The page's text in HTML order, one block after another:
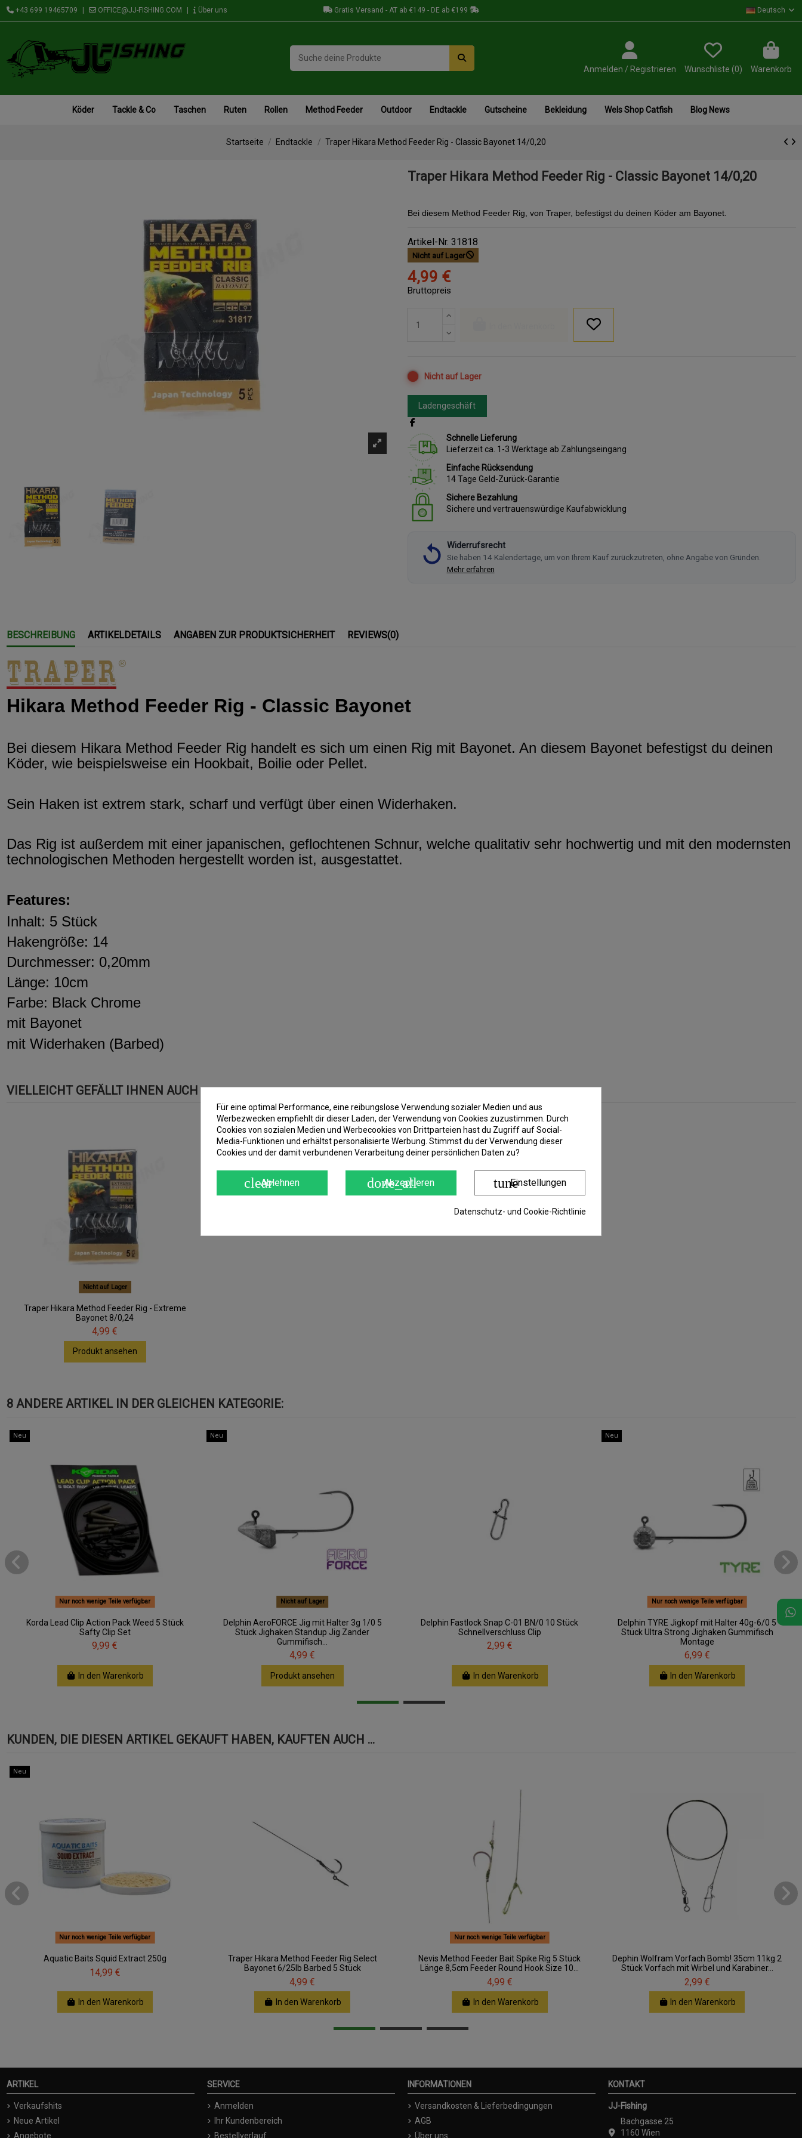
+43 699 19465709 OFFICE@JJ-FISHING.COM Über uns Gratis Versand - AT ab €149 - DE ab €199 Deutsch
Anmelden / Registrieren Wunschliste (0) Warenkorb
Köder Tackle & Co Taschen Ruten Rollen Method Feeder Outdoor Endtackle Gutscheine Bekleidung Wels Shop Catfish Blog News
Startseite Endtackle Traper Hikara Method Feeder Rig - Classic Bayonet 14/0,20
Traper Hikara Method Feeder Rig - Classic Bayonet 14/0,20
Bei diesem Method Feeder Rig, von Traper, befestigst du deinen Köder am Bayonet.
Artikel-Nr. 31818
Nicht auf Lager
4,99 €
Bruttopreis
Nicht auf Lager
Ladengeschäft
Schnelle Lieferung
Lieferzeit ca. 1-3 Werktage ab Zahlungseingang
Einfache Rücksendung
14 Tage Geld-Zurück-Garantie
Sichere Bezahlung
Sichere und vertrauenswürdige Kaufabwicklung
Widerrufsrecht
Sie haben 14 Kalendertage, um von Ihrem Kauf zurückzutreten, ohne Angabe von Gründen.
Mehr erfahren
BESCHREIBUNG ARTIKELDETAILS ANGABEN ZUR PRODUKTSICHERHEIT REVIEWS(0)
Hikara Method Feeder Rig - Classic Bayonet
Bei diesem Hikara Method Feeder Rig handelt es sich um einen Rig mit Bayonet. An diesem Bayonet befestigst du deinen
Köder, wie beispielsweise ein Hookbait, Boilie oder Pellet.
Sein Haken ist extrem stark, scharf und verfügt über einen Widerhaken.
Das Rig ist außerdem mit einer japanischen, geflochtenen Schnur, welche qualitativ sehr hochwertig und mit den modernsten
technologischen Methoden hergestellt worden ist, ausgestattet.
Features:
Inhalt: 5 Stück
Hakengröße: 14
Durchmesser: 0,20mm
Länge: 10cm
Farbe: Black Chrome
mit Bayonet
mit Widerhaken (Barbed)
VIELLEICHT GEFÄLLT IHNEN AUCH
Nicht auf Lager
Traper Hikara Method Feeder Rig - Extreme
Bayonet 8/0,24
4,99 €
Produkt ansehen
8 ANDERE ARTIKEL IN DER GLEICHEN KATEGORIE:
Neu
Nur noch wenige Teile verfügbar
Korda Lead Clip Action Pack Weed 5 Stück
Safty Clip Set
9,99 €
In den Warenkorb
Neu
Nicht auf Lager
Delphin AeroFORCE Jig mit Halter 3g 1/0 5
Stück Jighaken Standup Jig Zander
Gummifisch...
4,99 €
Produkt ansehen
Delphin Fastlock Snap C-01 BN/0 10 Stück
Schnellverschluss Clip
2,99 €
In den Warenkorb
Neu
Nur noch wenige Teile verfügbar
Delphin TYRE Jigkopf mit Halter 40g-6/0 5
Stück Ultra Strong Jighaken Gummifisch
Montage
6,99 €
In den Warenkorb
KUNDEN, DIE DIESEN ARTIKEL GEKAUFT HABEN, KAUFTEN AUCH ...
Neu
Nur noch wenige Teile verfügbar
Aquatic Baits Squid Extract 250g
14,99 €
In den Warenkorb
Traper Hikara Method Feeder Rig Select
Bayonet 6/25lb Barbed 5 Stück
4,99 €
In den Warenkorb
Nur noch wenige Teile verfügbar
Nevis Method Feeder Bait Spike Rig 5 Stück
Länge 8,5cm Feeder Round Hook Size 10...
4,99 €
In den Warenkorb
Dephin Wolfram Vorfach Bomb! 35cm 11kg 2
Stück Vorfach mit Wirbel und Karabiner...
2,99 €
In den Warenkorb
ARTIKEL
Verkaufshits
Neue Artikel
Angebote
SERVICE
Anmelden
Ihr Kundenbereich
Bestellverlauf
INFORMATIONEN
Versandkosten & Lieferbedingungen
AGB
Über uns
KONTAKT
JJ-Fishing
Bachgasse 25
1160 Wien
Für eine optimal Performance, eine reibungslose Verwendung sozialer Medien und aus
Werbezwecken empfiehlt dir dieser Laden, der Verwendung von Cookies zuzustimmen. Durch
Cookies von sozialen Medien und Werbecookies von Drittparteien hast du Zugriff auf Social-
Media-Funktionen und erhältst personalisierte Werbung. Stimmst du der Verwendung dieser
Cookies und der damit verbundenen Verarbeitung deiner persönlichen Daten zu?
clearAblehnen done_all
Akzeptieren tuneEinstellungen
Datenschutz- und Cookie-Richtlinie